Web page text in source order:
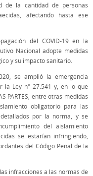
de la cantidad de personas
afectando hasta ese
del COVID-19 en la
Nacional adopte medidas
y su impacto sanitario.
se amplió la emergencia
la Ley n° 27.541 y, en lo que
PARTES, entre otras medidas
obligatorio para las
por la norma, y se
del aislamiento
se estarían infringiendo,
del Código Penal de la
infracciones a las normas de